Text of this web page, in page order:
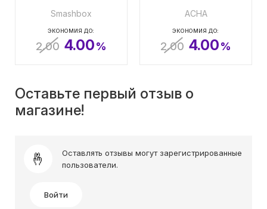
Smashbox
ЭКОНОМИЯ ДО:
2.00 4.00%
АСНА
ЭКОНОМИЯ ДО:
2.00 4.00%
Оставьте первый отзыв о
магазине!
Оставлять отзывы могут зарегистрированные
пользователи.
Войти